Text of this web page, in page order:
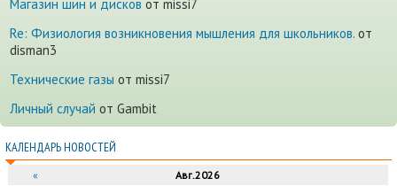
Магазин шин и дисков от missi7
Re: Физиология возникновения мышления для школьников. от
disman3
Технические газы от missi7
Личный случай от Gambit
КАЛЕНДАРЬ НОВОСТЕЙ
« Авг.2026